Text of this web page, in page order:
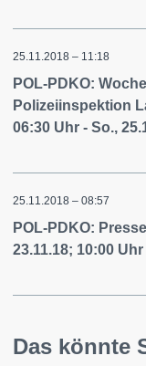
25.11.2018 – 11:18
POL-PDKO:
Polizeiinspektion
06:30 Uhr - So.,
25.11.2018 – 08:57
POL-PDKO:
23.11.18; 10:00
Das könnte